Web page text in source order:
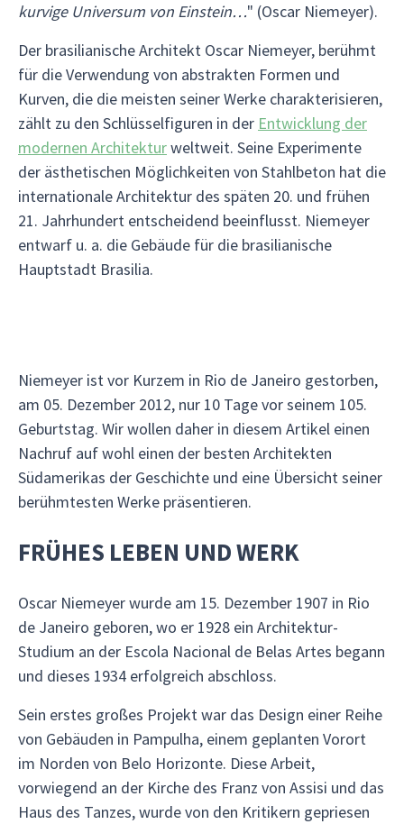
kurvige Universum von Einstein…" (Oscar Niemeyer).
Der brasilianische Architekt Oscar Niemeyer, berühmt
für die Verwendung von abstrakten Formen und
Kurven, die die meisten seiner Werke charakterisieren,
zählt zu den Schlüsselfiguren in der Entwicklung der
modernen Architekturweltweit. Seine Experimente
der ästhetischen Möglichkeiten von Stahlbeton hat die
internationale Architektur des späten 20. und frühen
21. Jahrhundert entscheidend beeinflusst. Niemeyer
entwarf u. a. die Gebäude für die brasilianische
Hauptstadt Brasilia.
Niemeyer ist vor Kurzem in Rio de Janeiro gestorben,
am 05. Dezember 2012, nur 10 Tage vor seinem 105.
Geburtstag. Wir wollen daher in diesem Artikel einen
Nachruf auf wohl einen der besten Architekten
Südamerikas der Geschichte und eine Übersicht seiner
berühmtesten Werke präsentieren.
FRÜHES LEBEN UND WERK
Oscar Niemeyer wurde am 15. Dezember 1907 in Rio
de Janeiro geboren, wo er 1928 ein Architektur-
Studium an der Escola Nacional de Belas Artes begann
und dieses 1934 erfolgreich abschloss.
Sein erstes großes Projekt war das Design einer Reihe
von Gebäuden in Pampulha, einem geplanten Vorort
im Norden von Belo Horizonte. Diese Arbeit,
vorwiegend an der Kirche des Franz von Assisi und das
Haus des Tanzes, wurde von den Kritikern gepriesen